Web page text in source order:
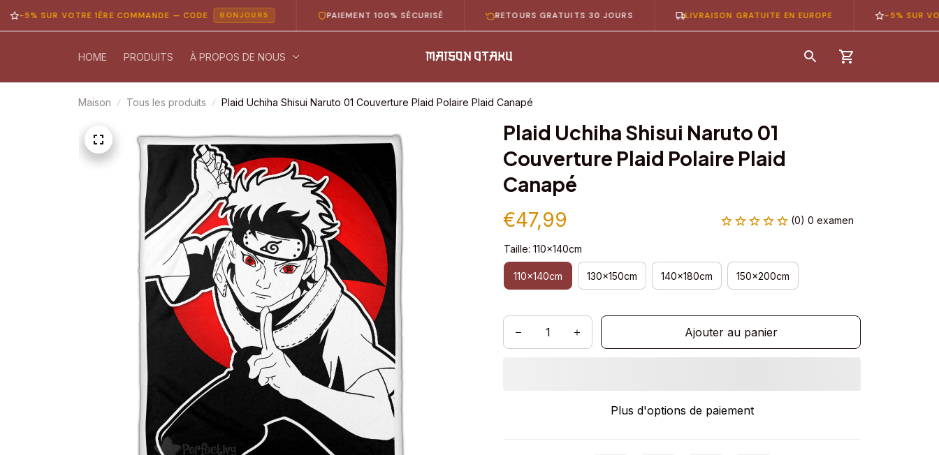
SUR VOTRE 1ÈRE COMMANDE — CODE BONJOUR5 PAIEMENT 100% SÉCURISÉ RETOURS GRATUITS 30 JOURS LIVRAISON GRATUITE EN EUROPE -5% SUR VOTRE
HOME PRODUITS À PROPOS DE NOUS
Maison Tous les produits Plaid Uchiha Shisui Naruto 01 Couverture Plaid Polaire Plaid Canapé
Plaid Uchiha Shisui Naruto 01
Couverture Plaid Polaire Plaid
Canapé
€47,99 (0) 0 examen
Taille: 110x140cm
110x140cm 130x150cm 140x180cm 150x200cm
Ajouter au panier
Plus d'options de paiement